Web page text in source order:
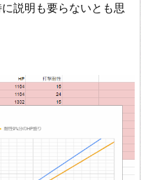
説明も要らないとも思